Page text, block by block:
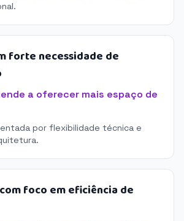
forte necessidade de
a oferecer mais espaço de
por flexibilidade técnica e
foco em eficiência de